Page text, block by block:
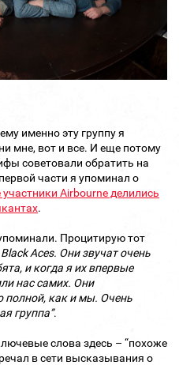
именно эту группу я
мне, вот и все. И еще потому
советовали обратить на
части я упоминал о
участники Airbourne делились
.
Процитирую тот
Aces. Они звучат очень
и когда я их впервые
нас самих. Они
полной, как и мы. Очень
группа”.
слова здесь – “похоже
в сети высказывания о